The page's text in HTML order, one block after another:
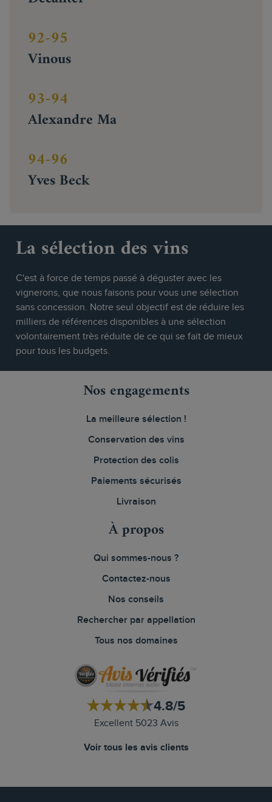
92-95
Vinous
93-94
Alexandre Ma
94-96
Yves Beck
La sélection des vins
C'est à force de temps passé à déguster avec les
vignerons, que nous faisons pour vous une sélection
sans concession. Notre seul objectif est de réduire les
milliers de références disponibles à une sélection
volontairement très réduite de ce qui se fait de mieux
pour tous les budgets.
Nos engagements
La meilleure sélection !
Conservation des vins
Protection des colis
Paiements sécurisés
Livraison
À propos
Qui sommes-nous ?
Contactez-nous
Nos conseils
Rechercher par appellation
Tous nos domaines
4.8/5
Excellent 5023 Avis
Voir tous les avis clients